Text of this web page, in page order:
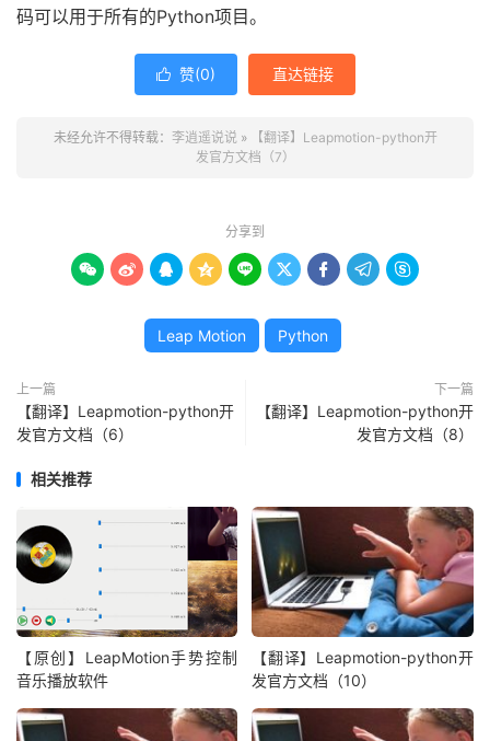
码可以用于所有的Python项目。
 赞(0) 直达链接
未经允许不得转载： 李逍遥说说»
【翻译】Leapmotion-python开
发官方文档（7）
分享到
        
Leap Motion Python
上一篇
【翻译】Leapmotion-python开
发官方文档（6）
下一篇
【翻译】Leapmotion-python开
发官方文档（8）
相关推荐
【原创】LeapMotion手势控制
音乐播放软件
【翻译】Leapmotion-python开
发官方文档（10）